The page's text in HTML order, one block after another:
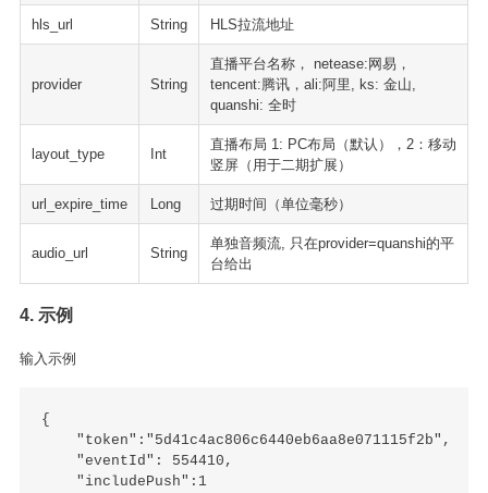
hls_url String HLS拉流地址
provider String
直播平台名称， netease:网易，
tencent:腾讯，ali:阿里, ks: 金山,
quanshi: 全时
layout_type Int
直播布局 1: PC布局（默认），2：移动
竖屏（用于二期扩展）
url_expire_time Long 过期时间（单位毫秒）
audio_url String
单独音频流, 只在provider=quanshi的平
台给出
4. 示例
输入示例
{
    "token":"5d41c4ac806c6440eb6aa8e071115f2b",
    "eventId": 554410,
    "includePush":1